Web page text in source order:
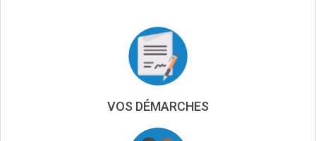
VOS DÉMARCHES